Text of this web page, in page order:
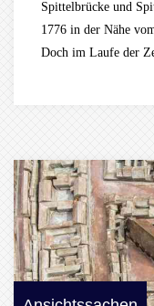
Spittelbrücke und
1776 in der Nähe
Doch im Laufe der